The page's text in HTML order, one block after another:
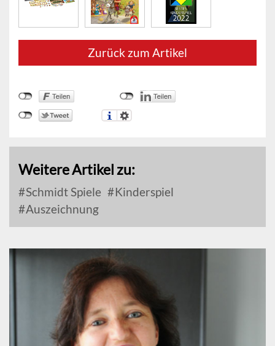
Zurück zum Artikel
Weitere Artikel zu:
Schmidt Spiele
Kinderspiel
Auszeichnung